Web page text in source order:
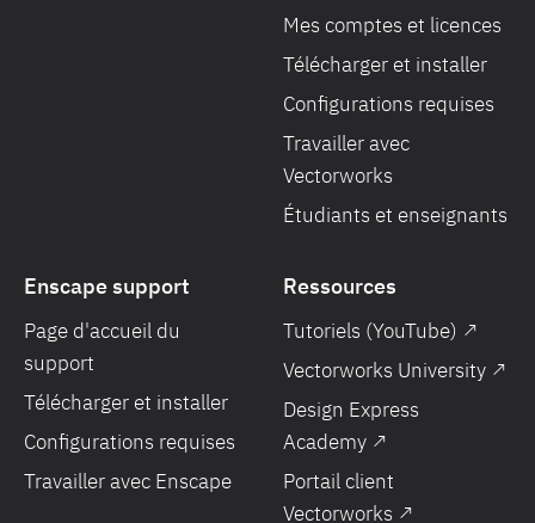
Mes comptes et licences
Télécharger et installer
Configurations requises
Travailler avec
Vectorworks
Étudiants et enseignants
Enscape support
Page d'accueil du
support
Télécharger et installer
Configurations requises
Travailler avec Enscape
Ressources
Tutoriels (YouTube) ↗
Vectorworks University ↗
Design Express
Academy ↗
Portail client
Vectorworks ↗